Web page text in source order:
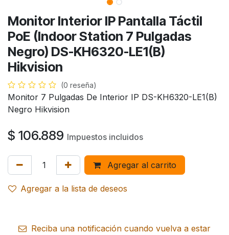
Monitor Interior IP Pantalla Táctil
PoE (Indoor Station 7 Pulgadas
Negro) DS-KH6320-LE1(B)
Hikvision
(0 reseña)
Monitor 7 Pulgadas De Interior IP DS-KH6320-LE1(B)
Negro Hikvision
$ 106.889 Impuestos incluidos
Agregar al carrito
Agregar a la lista de deseos
Reciba una notificación cuando vuelva a estar